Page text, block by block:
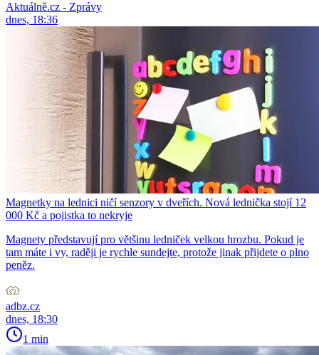
Aktuálně.cz - Zprávy
dnes, 18:36
Magnetky na lednici ničí senzory v dveřích. Nová lednička stojí 12
000 Kč a pojistka to nekryje
Magnety představují pro většinu ledniček velkou hrozbu. Pokud je
tam máte i vy, raději je rychle sundejte, protože jinak přijdete o plno
peněz.
adbz.cz
dnes, 18:30
1 min